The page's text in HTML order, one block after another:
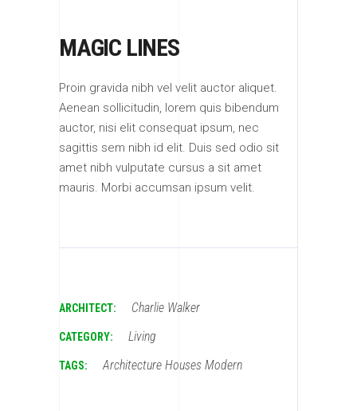
MAGIC LINES
Proin gravida nibh vel velit auctor aliquet.
Aenean sollicitudin, lorem quis bibendum
auctor, nisi elit consequat ipsum, nec
sagittis sem nibh id elit. Duis sed odio sit
amet nibh vulputate cursus a sit amet
mauris. Morbi accumsan ipsum velit.
ARCHITECT: Charlie Walker
CATEGORY: Living
TAGS: Architecture Houses Modern